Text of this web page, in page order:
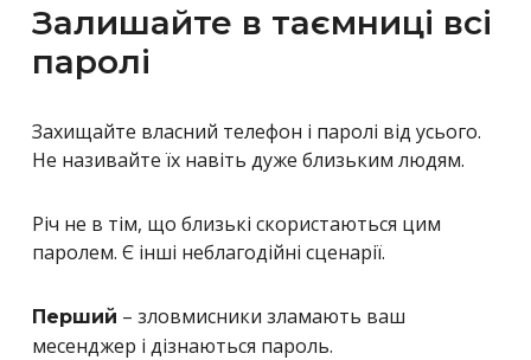
Залишайте в таємниці всі
паролі
Захищайте власний телефон і паролі від усього.
Не називайте їх навіть дуже близьким людям.
Річ не в тім, що близькі скористаються цим
паролем. Є інші неблагодійні сценарії.
Перший – зловмисники зламають ваш
месенджер і дізнаються пароль.